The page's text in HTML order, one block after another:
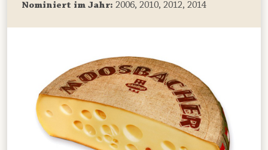
Nominiert im Jahr: 2006, 2010, 2012, 2014